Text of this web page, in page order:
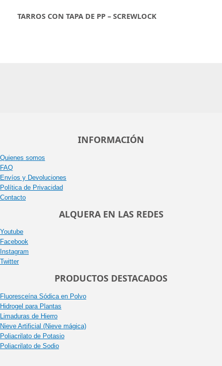
TARROS CON TAPA DE PP – SCREWLOCK
INFORMACIÓN
Quienes somos
FAQ
Envíos y Devoluciones
Política de Privacidad
Contacto
ALQUERA EN LAS REDES
Youtube
Facebook
Instagram
Twitter
PRODUCTOS DESTACADOS
Fluoresceína Sódica en Polvo
Hidrogel para Plantas
Limaduras de Hierro
Nieve Artificial (Nieve mágica)
Poliacrilato de Potasio
Poliacrilato de Sodio